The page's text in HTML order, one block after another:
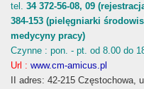
tel. 34 372-56-08, 09
384-153 (pielęgniarki
medycyny pracy)
Czynne : pon. - pt. od 8.00 do
Url : www.cm-amicus.pl
II adres: 42-215 Częstochowa,